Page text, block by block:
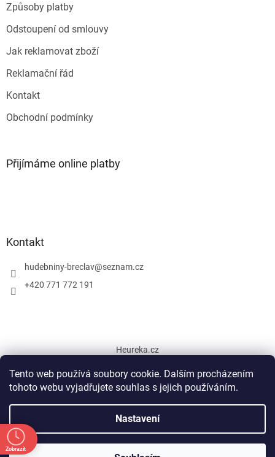
Tento web používá soubory cookie. Dalším procházením
tohoto webu vyjadřujete souhlas s jejich používáním.
Nastavení
Způsoby platby
Odstoupení od smlouvy
Jak reklamovat zboží
Reklamační řád
Kontakt
Obchodní podmínky
Přijímáme online platby
Kontakt
hudebniny-breclav@seznam.cz
+420 771 772 191
Heureka.cz
Copyright 2026
Zobrazit